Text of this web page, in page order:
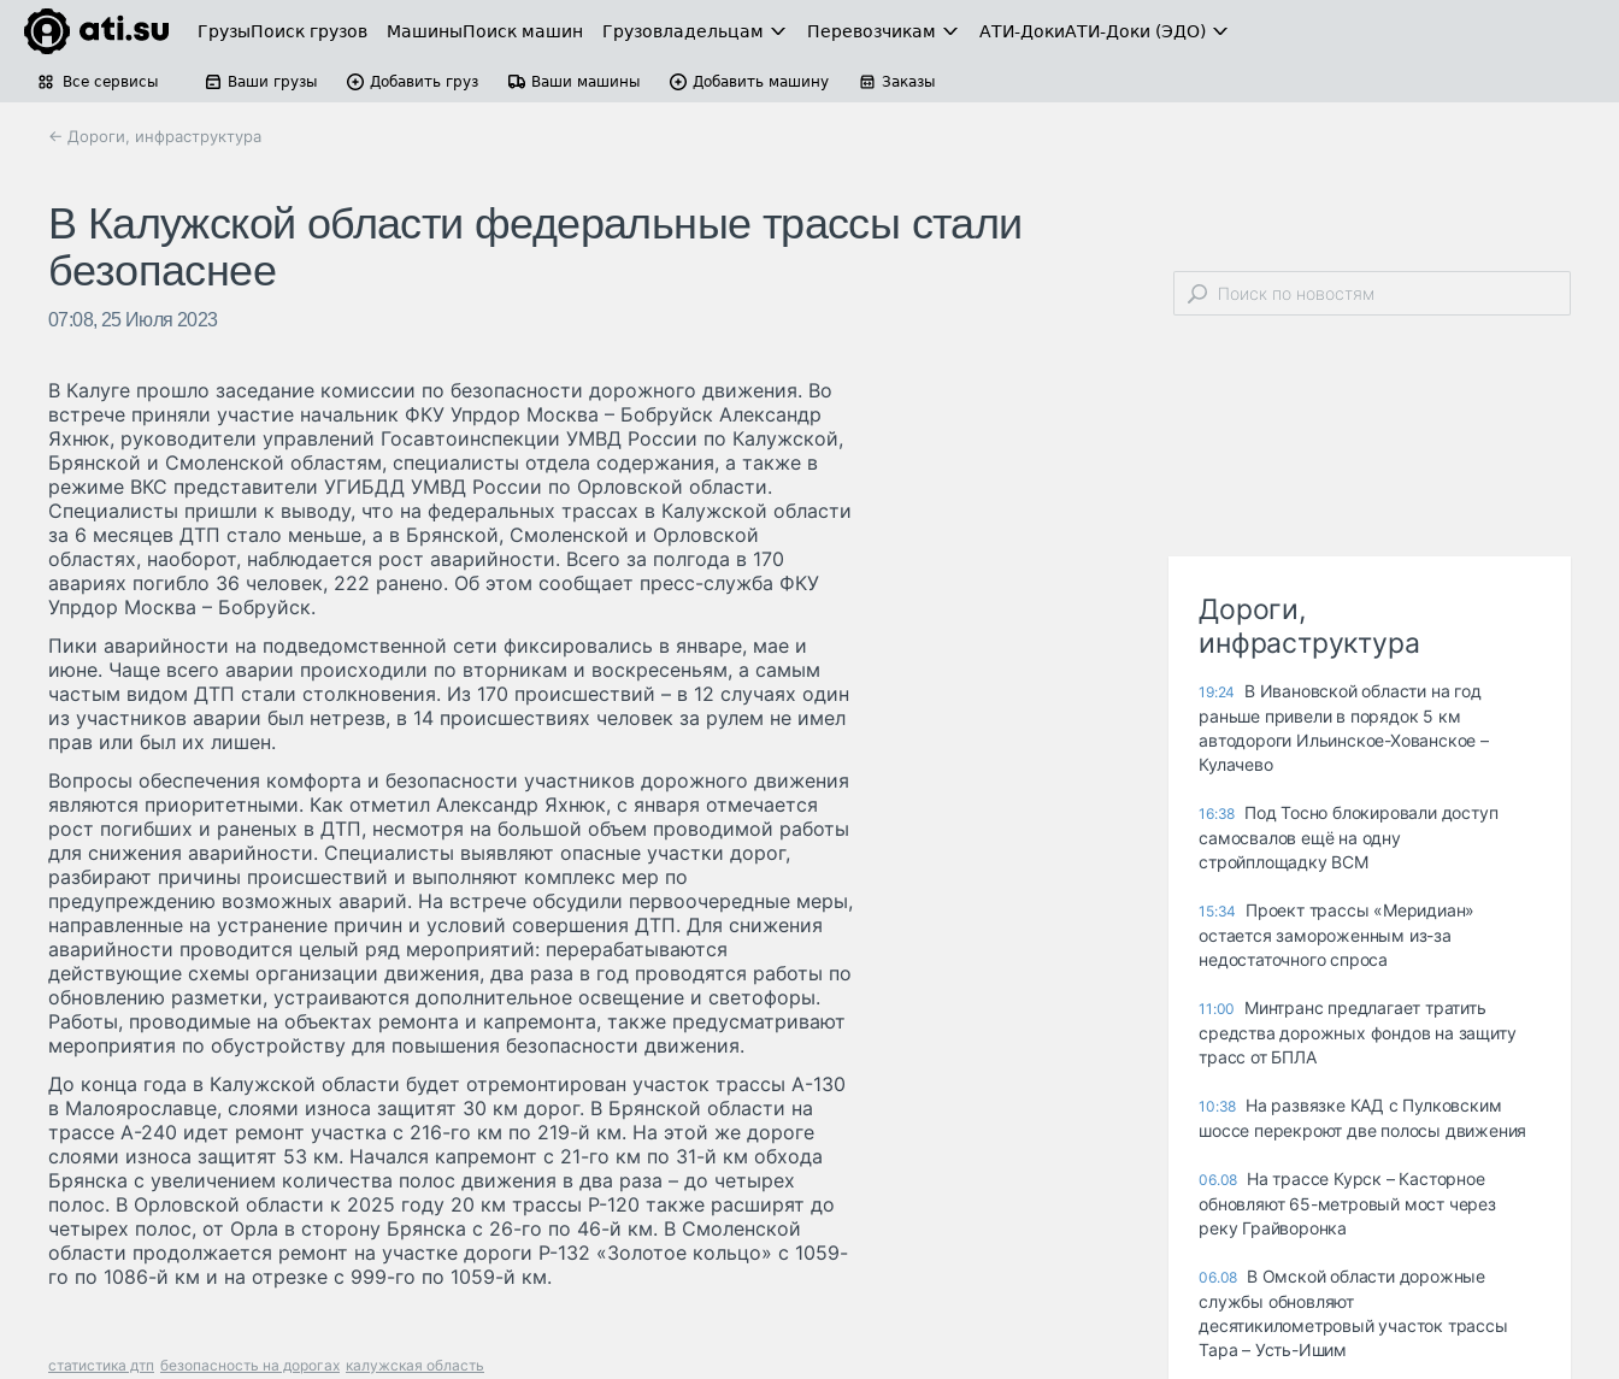
ГрузыПоиск грузов МашиныПоиск машин Грузовладельцам Перевозчикам АТИ-ДокиАТИ-Доки (ЭДО)
Все сервисы Ваши грузы Добавить груз Ваши машины Добавить машину Заказы
← Дороги, инфраструктура
В Калужской области федеральные трассы стали
безопаснее
07:08, 25 Июля 2023
В Калуге прошло заседание комиссии по безопасности дорожного движения. Во
встрече приняли участие начальник ФКУ Упрдор Москва – Бобруйск Александр
Яхнюк, руководители управлений Госавтоинспекции УМВД России по Калужской,
Брянской и Смоленской областям, специалисты отдела содержания, а также в
режиме ВКС представители УГИБДД УМВД России по Орловской области.
Специалисты пришли к выводу, что на федеральных трассах в Калужской области
за 6 месяцев ДТП стало меньше, а в Брянской, Смоленской и Орловской
областях, наоборот, наблюдается рост аварийности. Всего за полгода в 170
авариях погибло 36 человек, 222 ранено. Об этом сообщает пресс-служба ФКУ
Упрдор Москва – Бобруйск.
Пики аварийности на подведомственной сети фиксировались в январе, мае и
июне. Чаще всего аварии происходили по вторникам и воскресеньям, а самым
частым видом ДТП стали столкновения. Из 170 происшествий – в 12 случаях один
из участников аварии был нетрезв, в 14 происшествиях человек за рулем не имел
прав или был их лишен.
Вопросы обеспечения комфорта и безопасности участников дорожного движения
являются приоритетными. Как отметил Александр Яхнюк, с января отмечается
рост погибших и раненых в ДТП, несмотря на большой объем проводимой работы
для снижения аварийности. Специалисты выявляют опасные участки дорог,
разбирают причины происшествий и выполняют комплекс мер по
предупреждению возможных аварий. На встрече обсудили первоочередные меры,
направленные на устранение причин и условий совершения ДТП. Для снижения
аварийности проводится целый ряд мероприятий: перерабатываются
действующие схемы организации движения, два раза в год проводятся работы по
обновлению разметки, устраиваются дополнительное освещение и светофоры.
Работы, проводимые на объектах ремонта и капремонта, также предусматривают
мероприятия по обустройству для повышения безопасности движения.
До конца года в Калужской области будет отремонтирован участок трассы А-130
в Малоярославце, слоями износа защитят 30 км дорог. В Брянской области на
трассе А-240 идет ремонт участка с 216-го км по 219-й км. На этой же дороге
слоями износа защитят 53 км. Начался капремонт с 21-го км по 31-й км обхода
Брянска с увеличением количества полос движения в два раза – до четырех
полос. В Орловской области к 2025 году 20 км трассы Р-120 также расширят до
четырех полос, от Орла в сторону Брянска с 26-го по 46-й км. В Смоленской
области продолжается ремонт на участке дороги Р-132 «Золотое кольцо» с 1059-
го по 1086-й км и на отрезке с 999-го по 1059-й км.
статистика дтп безопасность на дорогах калужская область
Дороги,
инфраструктура
19:24
В Ивановской области на год
раньше привели в порядок 5 км
автодороги Ильинское-Хованское –
Кулачево
16:38 Под Тосно блокировали доступ
самосвалов ещё на одну
стройплощадку ВСМ
15:34
Проект трассы «Меридиан»
остается замороженным из-за
недостаточного спроса
11:00
Минтранс предлагает тратить
средства дорожных фондов на защиту
трасс от БПЛА
10:38 На развязке КАД с Пулковским
шоссе перекроют две полосы движения
06.08 На трассе Курск – Касторное
обновляют 65-метровый мост через
реку Грайворонка
06.08 В Омской области дорожные
службы обновляют
десятикилометровый участок трассы
Тара – Усть-Ишим